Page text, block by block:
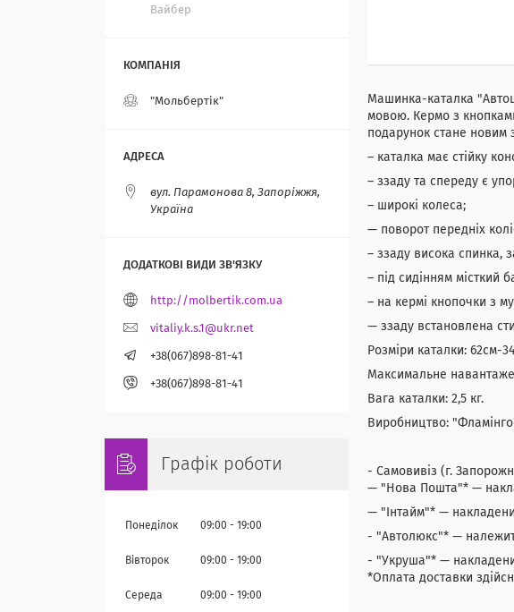
Машинка-каталка
мовою. Кермо з
подарунок стане новим
– каталка має стійку
– ззаду та спереду є
– широкі колеса;
— поворот передніх
– ззаду висока спинка,
– під сидінням місткий
– на кермі кнопочки з
— ззаду встановлена
Розміри каталки: 62см-
Максимальне
Вага каталки: 2,5 кг.
Виробництво:
- Самовивіз (г.
— "Нова Пошта"* —
— "Інтайм"* —
- "Автолюкс"* —
- "Укруша"* —
*Оплата доставки
Вайбер
"Мольбертік"
вул. Парамонова 8, Запоріжжя,
Україна
http://molbertik.com.ua
vitaliy.k.s.1@ukr.net
+38(067)898-81-41
+38(067)898-81-41
Графік роботи
Понеділок 09:00 19:00
Вівторок 09:00 19:00
Середа 09:00 19:00